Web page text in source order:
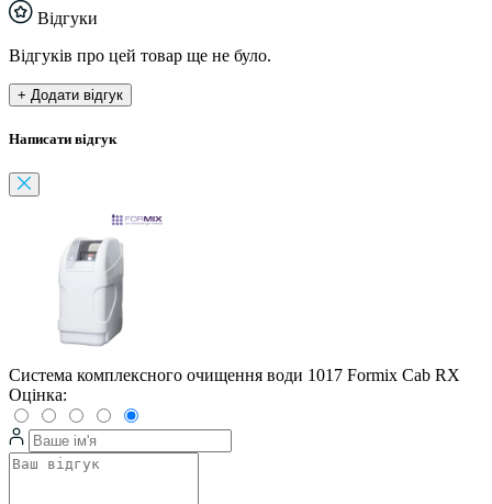
Відгуки
Відгуків про цей товар ще не було.
+ Додати відгук
Написати відгук
Система комплексного очищення води 1017 Formix Cab RX
Оцінка: